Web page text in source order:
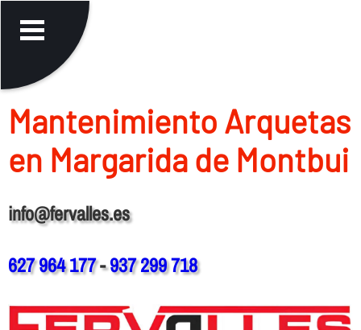
Mantenimiento Arquetas
en Margarida de Montbui
info@fervalles.es
627 964 177-937 299 718